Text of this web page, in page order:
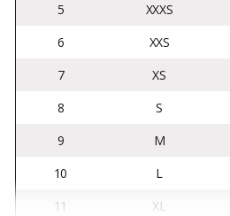
5
XXXS
6
XXS
7
XS
8
S
9
M
10
L
11
XL